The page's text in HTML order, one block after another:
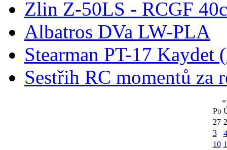
Zlin Z-50LS - RCGF
Albatros DVa LW-PLA
Stearman PT-17 Kaydet
Sestřih RC momentů za
«
Po
27
3
4
10